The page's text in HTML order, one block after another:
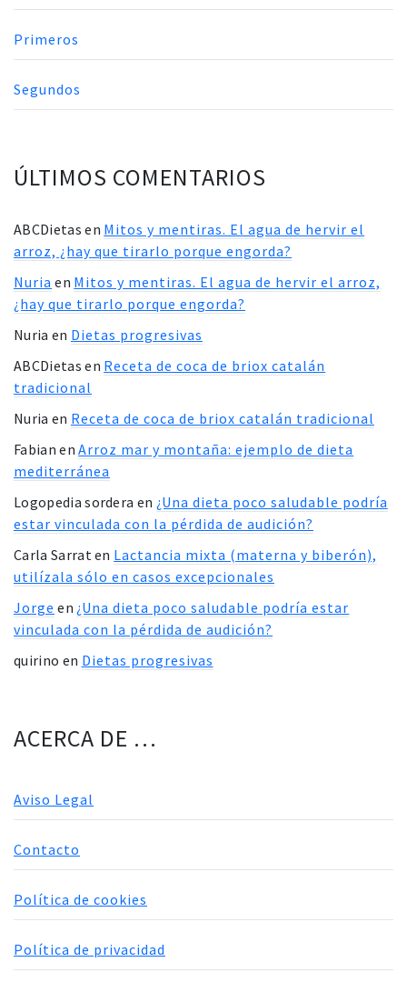
Primeros
Segundos
ÚLTIMOS COMENTARIOS
ABCDietas en Mitos y mentiras. El agua de hervir el
arroz, ¿hay que tirarlo porque engorda?
Nuria en Mitos y mentiras. El agua de hervir el arroz,
¿hay que tirarlo porque engorda?
Nuria en Dietas progresivas
ABCDietas en Receta de coca de briox catalán
tradicional
Nuria en Receta de coca de briox catalán tradicional
Fabian enArroz mar y montaña: ejemplo de dieta
mediterránea
Logopedia sordera en ¿Una dieta poco saludable podría
estar vinculada con la pérdida de audición?
Carla Sarraten Lactancia mixta (materna y biberón),
utilízala sólo en casos excepcionales
Jorge en ¿Una dieta poco saludable podría estar
vinculada con la pérdida de audición?
quirino en Dietas progresivas
ACERCA DE …
Aviso Legal
Contacto
Política de cookies
Política de privacidad